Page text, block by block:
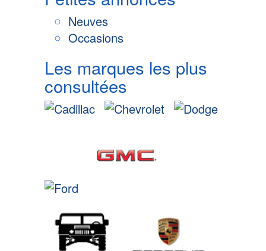
Neuves
Occasions
Les marques les plus
consultées